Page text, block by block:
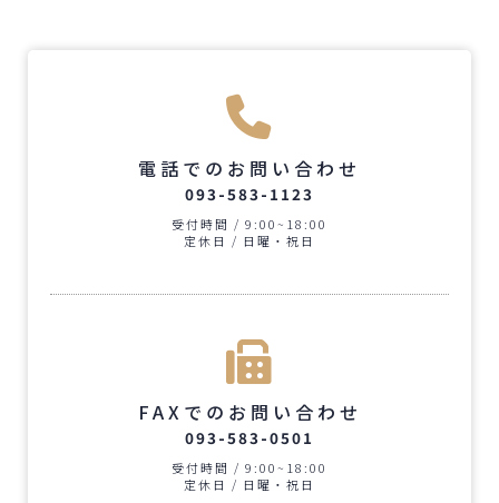
電話でのお問い合わせ
093-583-1123
受付時間 / 9:00~18:00
定休日 / 日曜・祝日
FAXでのお問い合わせ
093-583-0501
受付時間 / 9:00~18:00
定休日 / 日曜・祝日